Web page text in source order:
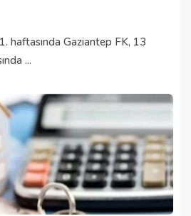
haftasında Gaziantep FK, 13
...